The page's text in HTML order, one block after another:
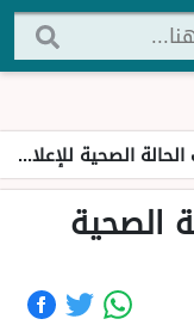
للإعلامي مدحت شلبي
الصحية